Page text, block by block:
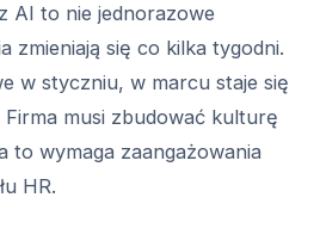
AI to nie jednorazowe
zmieniają się co kilka tygodni.
w styczniu, w marcu staje się
musi zbudować kulturę
to wymaga zaangażowania
HR.